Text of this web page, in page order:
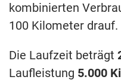
kombinierten
100 Kilometer drauf.
Die Laufzeit beträgt
Laufleistung 5.000